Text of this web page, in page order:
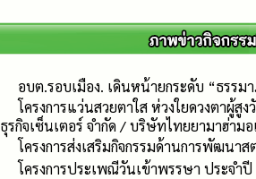
อบต.รอบเมือง. เดินหน้ายกระดับ “ธรรม
โครงการแว่นสวยตาใส ห่วงใยดวงตาผู้
ธุรกิจเซ็นเตอร์ จำกัด / บริษัทไทยยามาฮ่าม
โครงการส่งเสริมกิจกรรมด้านการพัฒนา
โครงการประเพณีวันเข้าพรรษา ประจำ